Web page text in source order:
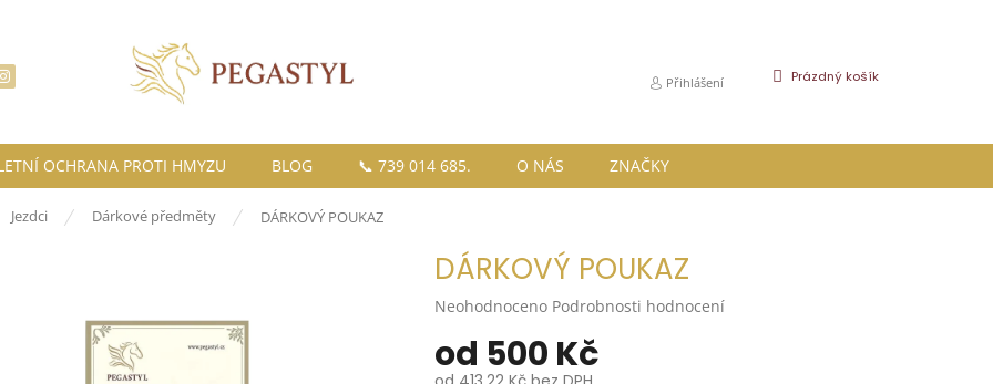
Přihlášení
NÁKUPNÍ
Prázdný košík
OCHRANA PROTI HMYZU BLOG 📞 739 014 685. O NÁS ZNAČKY
Jezdci Dárkové předměty DÁRKOVÝ POUKAZ
DÁRKOVÝ POUKAZ
Průměrné
produktu
je
Neohodnoceno Podrobnosti hodnocení
od 500 Kč